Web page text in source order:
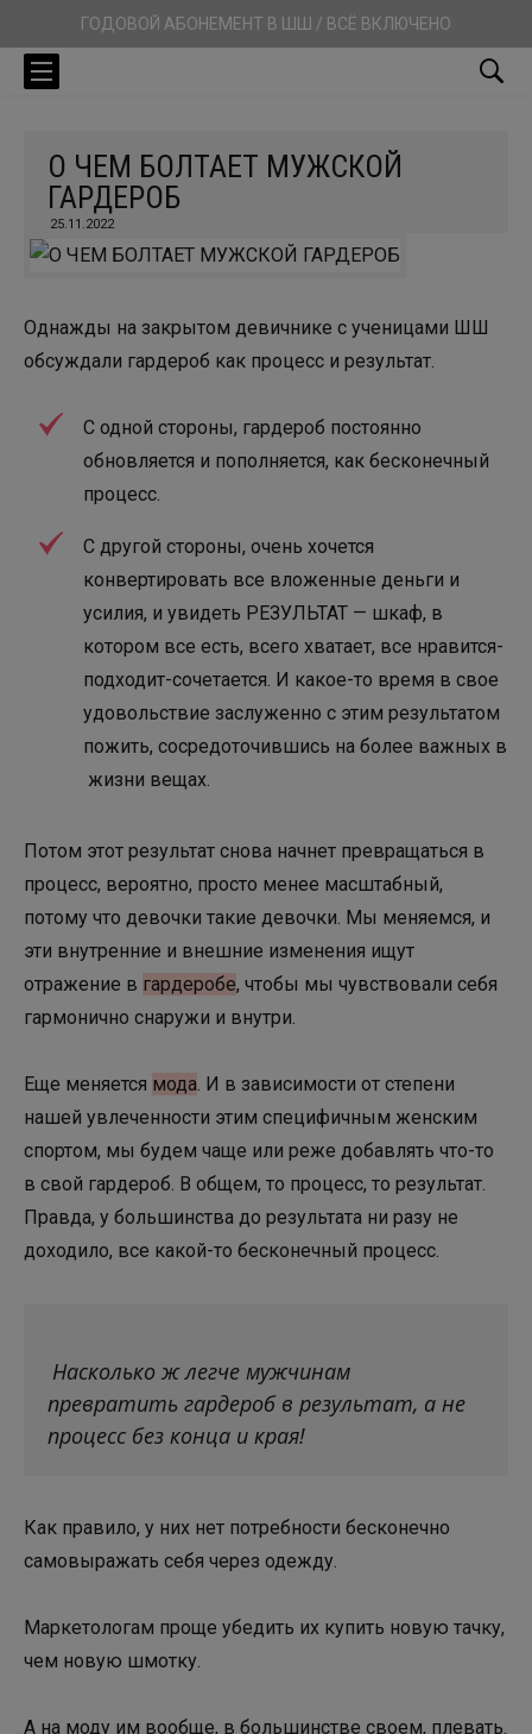
ГОДОВОЙ АБОНЕМЕНТ В ШШ / ВСЁ ВКЛЮЧЕНО
О ЧЕМ БОЛТАЕТ МУЖСКОЙ
ГАРДЕРОБ
25.11.2022
Однажды на закрытом девичнике с ученицами ШШ
обсуждали гардероб как процесс и результат.
С одной стороны, гардероб постоянно
обновляется и пополняется, как бесконечный
процесс.
С другой стороны, очень хочется
конвертировать все вложенные деньги и
усилия, и увидеть РЕЗУЛЬТАТ — шкаф, в
котором все есть, всего хватает, все нравится-
подходит-сочетается. И какое-то время в свое
удовольствие заслуженно с этим результатом
пожить, сосредоточившись на более важных в
жизни вещах.
Потом этот результат снова начнет превращаться в
процесс, вероятно, просто менее масштабный,
потому что девочки такие девочки. Мы меняемся, и
эти внутренние и внешние изменения ищут
отражение в гардеробе, чтобы мы чувствовали себя
гармонично снаружи и внутри.
Еще меняется мода. И в зависимости от степени
нашей увлеченности этим специфичным женским
спортом, мы будем чаще или реже добавлять что-то
в свой гардероб. В общем, то процесс, то результат.
Правда, у большинства до результата ни разу не
доходило, все какой-то бесконечный процесс.
Насколько ж легче мужчинам
превратить гардероб в результат, а не
процесс без конца и края!
Как правило, у них нет потребности бесконечно
самовыражать себя через одежду.
Маркетологам проще убедить их купить новую тачку,
чем новую шмотку.
А на моду им вообще, в большинстве своем, плевать.